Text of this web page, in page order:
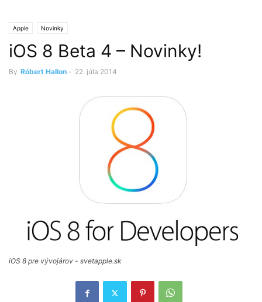
Apple Novinky
iOS 8 Beta 4 – Novinky!
By Róbert Hallon - 22. júla 2014
iOS 8 pre vývojárov - svetapple.sk